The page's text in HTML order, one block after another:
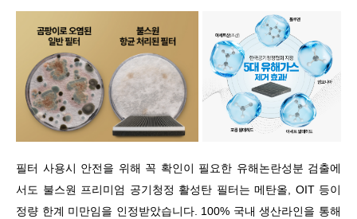
필터 사용시 안전을 위해 꼭 확인이 필요한 유해논란성분 검출에
서도 불스원 프리미엄 공기청정 활성탄 필터는 메탄올, OIT 등이
정량 한계 미만임을 인정받았습니다. 100% 국내 생산라인을 통해